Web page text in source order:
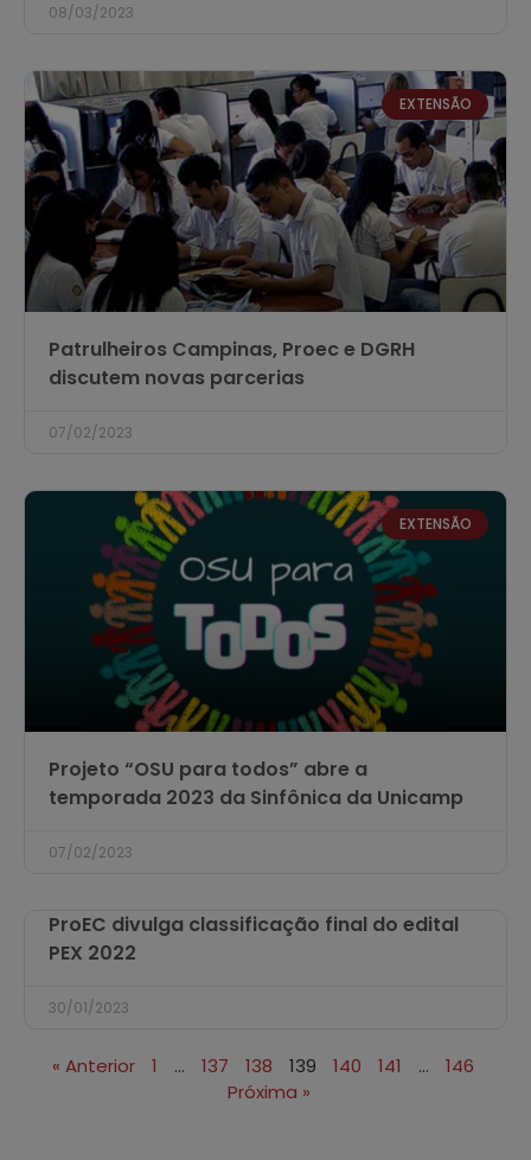
08/03/2023
EXTENSÃO
Patrulheiros Campinas, Proec e DGRH
discutem novas parcerias
07/02/2023
EXTENSÃO
Projeto “OSU para todos” abre a
temporada 2023 da Sinfônica da Unicamp
07/02/2023
ProEC divulga classificação final do edital
PEX 2022
30/01/2023
« Anterior 1 … 137 138 139 140 141 …
146
Próxima »